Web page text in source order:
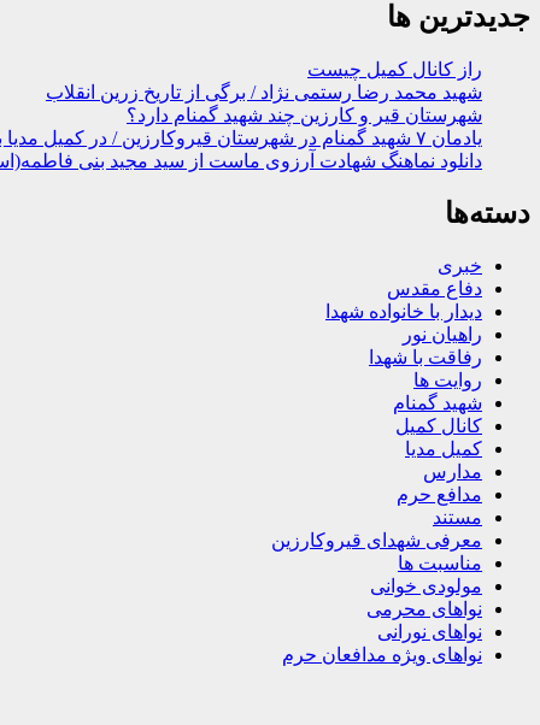
جدیدترین ها
راز کانال کمیل چیست
شهید محمد رضا رستمی نژاد / برگی از تاریخ زرین انقلاب
شهرستان قیر و کارزین چند شهید گمنام دارد؟
یادمان ۷ شهید گمنام در شهرستان قیروکارزین / در کمیل مدیا ببینید
دانلود نماهنگ شهادت آرزوی ماست از سید مجید بنی
دسته‌ها
خبری
دفاع مقدس
دیدار با خانواده شهدا
راهیان نور
رفاقت با شهدا
روایت ها
شهید گمنام
کانال کمیل
کمیل مدیا
مدارس
مدافع حرم
مستند
معرفی شهدای قیروکارزین
مناسبت ها
مولودی خوانی
نواهای محرمی
نواهای نورانی
نواهای ویژه مدافعان حرم